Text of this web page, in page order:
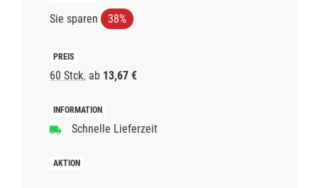
Sie sparen 38%
60 Stck. ab 13,67 €
Schnelle Lieferzeit